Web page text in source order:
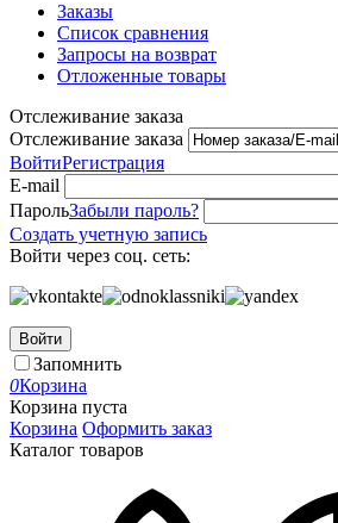
Заказы
Список сравнения
Запросы на возврат
Отложенные товары
Отслеживание заказа
Отслеживание заказа
ВойтиРегистрация
E-mail
ПарольЗабыли пароль?
Создать учетную запись
Войти через соц. сеть:
Войти
Запомнить
0Корзина
Корзина пуста
Корзина Оформить заказ
Каталог товаров